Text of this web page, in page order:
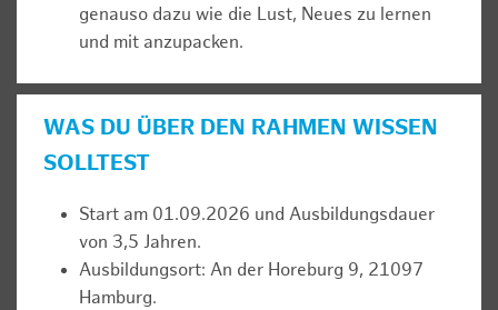
genauso dazu wie die Lust, Neues zu lernen
und mit anzupacken.
WAS DU ÜBER DEN RAHMEN WISSEN
SOLLTEST
Start am 01.09.2026 und Ausbildungsdauer
von 3,5 Jahren.
Ausbildungsort: An der Horeburg 9, 21097
Hamburg.